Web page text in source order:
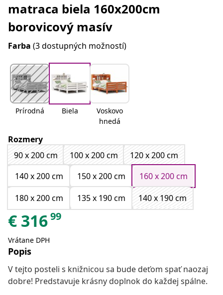
matraca biela 160x200cm
borovicový masív
Farba (3 dostupných možností)
Prírodná Biela
Voskovo
hnedá
Rozmery
90 x 200 cm
100 x 200 cm
120 x 200 cm
140 x 200 cm
150 x 200 cm
160 x 200 cm
180 x 200 cm
135 x 190 cm 140 x 190 cm
€ 31699
Vrátane DPH
Popis
V tejto posteli s knižnicou sa bude deťom spať naozaj
dobre! Predstavuje krásny doplnok do každej spálne.